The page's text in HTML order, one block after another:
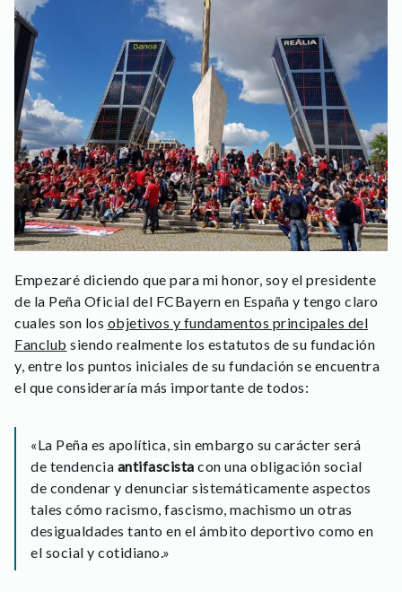
Empezaré diciendo que para mi honor, soy el presidente
de la Peña Oficial del FCBayern en España y tengo claro
cuales son los objetivos y fundamentos principales del
Fanclub siendo realmente los estatutos de su fundación
y, entre los puntos iniciales de su fundación se encuentra
el que consideraría más importante de todos:
«La Peña es apolítica, sin embargo su carácter será
de tendencia antifascista con una obligación social
de condenar y denunciar sistemáticamente aspectos
tales cómo racismo, fascismo, machismo un otras
desigualdades tanto en el ámbito deportivo como en
el social y cotidiano.»